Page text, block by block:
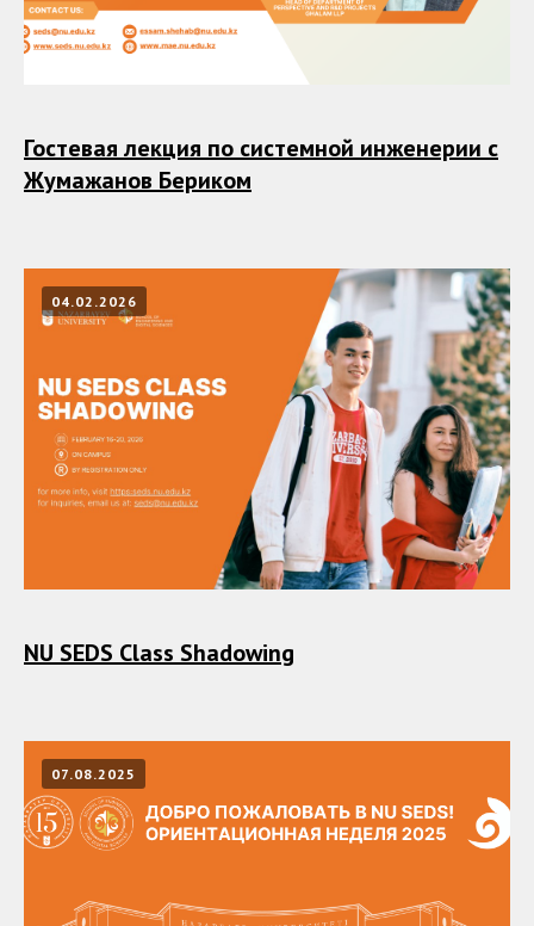
Гостевая лекция по системной инженерии с
Жумажанов Бериком
04.02.2026
NU SEDS Class Shadowing
07.08.2025